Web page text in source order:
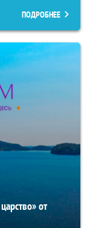
ПОДРОБНЕЕ
от